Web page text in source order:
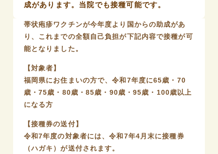
成があります。当院でも接種可能です。
帯状疱疹ワクチンが今年度より国からの助成があ
り、これまでの全額自己負担が下記内容で接種が可
能となりました。
【対象者】
福岡県にお住まいの方で、令和7年度に65歳・70
歳・75歳・80歳・85歳・90歳・95歳・100歳以上
になる方
【接種券の送付】
令和7年度の対象者には、令和7年4月末に接種券
（ハガキ）が送付されます。